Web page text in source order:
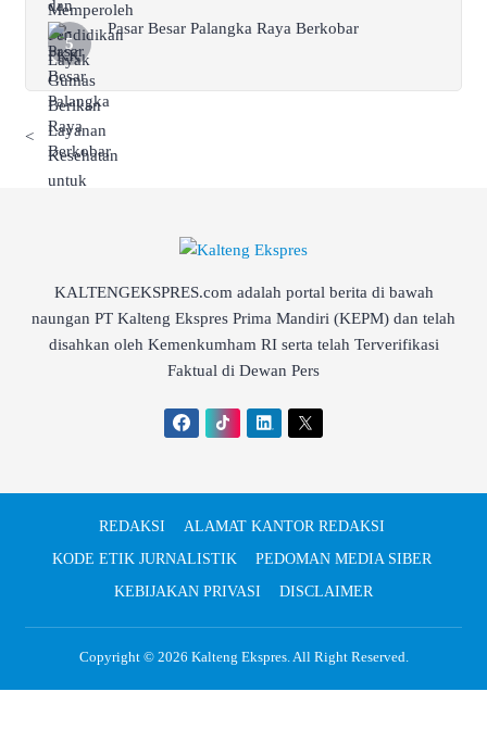
Pasar Besar Palangka Raya Berkobar
<
KALTENGEKSPRES.com adalah portal berita di bawah
naungan PT Kalteng Ekspres Prima Mandiri (KEPM) dan telah
disahkan oleh Kemenkumham RI serta telah Terverifikasi
Faktual di Dewan Pers
REDAKSI
ALAMAT KANTOR REDAKSI
KODE ETIK JURNALISTIK
PEDOMAN MEDIA SIBER
KEBIJAKAN PRIVASI
DISCLAIMER
Copyright © 2026 Kalteng Ekspres. All Right Reserved.